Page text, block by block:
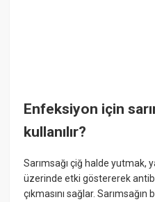
Enfeksiyon için
kullanılır?
Sarımsağı çiğ halde yutmak,
üzerinde etki göstererek
çıkmasını sağlar.